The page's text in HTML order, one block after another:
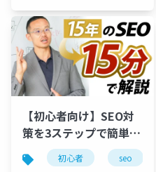
【初心者向け】SEO対
策を3ステップで簡単解
説。Webマーケ歴15年
を凝縮
初心者 seo